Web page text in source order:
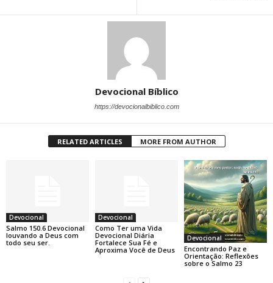
Devocional Bíblico
https://devocionalbiblico.com
RELATED ARTICLES MORE FROM AUTHOR
Devocional
Salmo 150.6 Devocional
louvando a Deus com
todo seu ser.
Devocional
Como Ter uma Vida
Devocional Diária
Fortalece Sua Fé e
Aproxima Você de Deus
Devocional
Encontrando Paz e
Orientação: Reflexões
sobre o Salmo 23